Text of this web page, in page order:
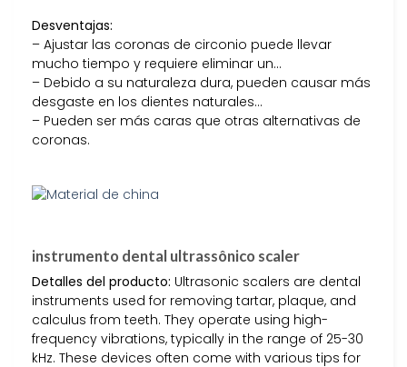
Desventajas:
– Ajustar las coronas de circonio puede llevar
mucho tiempo y requiere eliminar un…
– Debido a su naturaleza dura, pueden causar más
desgaste en los dientes naturales…
– Pueden ser más caras que otras alternativas de
coronas.
instrumento dental ultrassônico scaler
Detalles del producto: Ultrasonic scalers are dental
instruments used for removing tartar, plaque, and
calculus from teeth. They operate using high-
frequency vibrations, typically in the range of 25-30
kHz. These devices often come with various tips for